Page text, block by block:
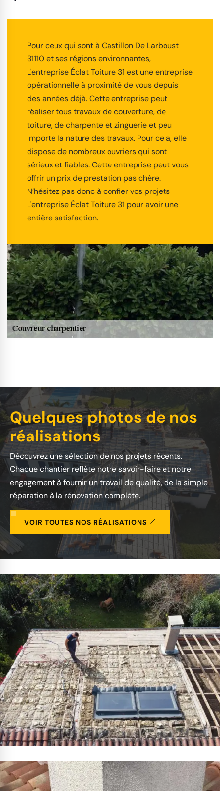
Pour ceux qui sont à Castillon De Larboust
31110 et ses régions environnantes,
L'entreprise Éclat Toiture 31 est une entreprise
opérationnelle à proximité de vous depuis
des années déjà. Cette entreprise peut
réaliser tous travaux de couverture, de
toiture, de charpente et zinguerie et peu
importe la nature des travaux. Pour cela, elle
dispose de nombreux ouvriers qui sont
sérieux et fiables. Cette entreprise peut vous
offrir un prix de prestation pas chère.
N’hésitez pas donc à confier vos projets
L'entreprise Éclat Toiture 31 pour avoir une
entière satisfaction.
Quelques photos de nos
réalisations
Découvrez une sélection de nos projets récents.
Chaque chantier reflète notre savoir-faire et notre
engagement à fournir un travail de qualité, de la simple
réparation à la rénovation complète.
VOIR TOUTES NOS RÉALISATIONS